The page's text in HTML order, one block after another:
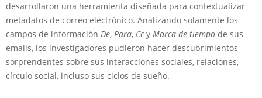
desarrollaron una herramienta diseñada para contextualizar
metadatos de correo electrónico. Analizando solamente los
campos de información De, Para, Ccy Marca de tiempo de sus
emails, los investigadores pudieron hacer descubrimientos
sorprendentes sobre sus interacciones sociales, relaciones,
círculo social, incluso sus ciclos de sueño.